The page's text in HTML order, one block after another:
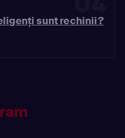
sunt rechinii?